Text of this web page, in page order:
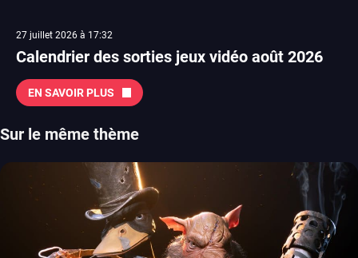
27 juillet 2026 à 17:32
Calendrier des sorties jeux vidéo août 2026
EN SAVOIR PLUS
Sur le même thème